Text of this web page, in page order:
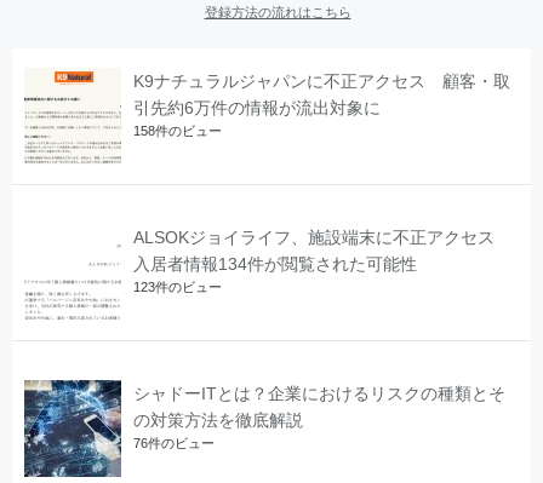
登録方法の流れはこちら
K9ナチュラルジャパンに不正アクセス 顧客・取
引先約6万件の情報が流出対象に
158件のビュー
ALSOKジョイライフ、施設端末に不正アクセス
入居者情報134件が閲覧された可能性
123件のビュー
シャドーITとは？企業におけるリスクの種類とそ
の対策方法を徹底解説
76件のビュー